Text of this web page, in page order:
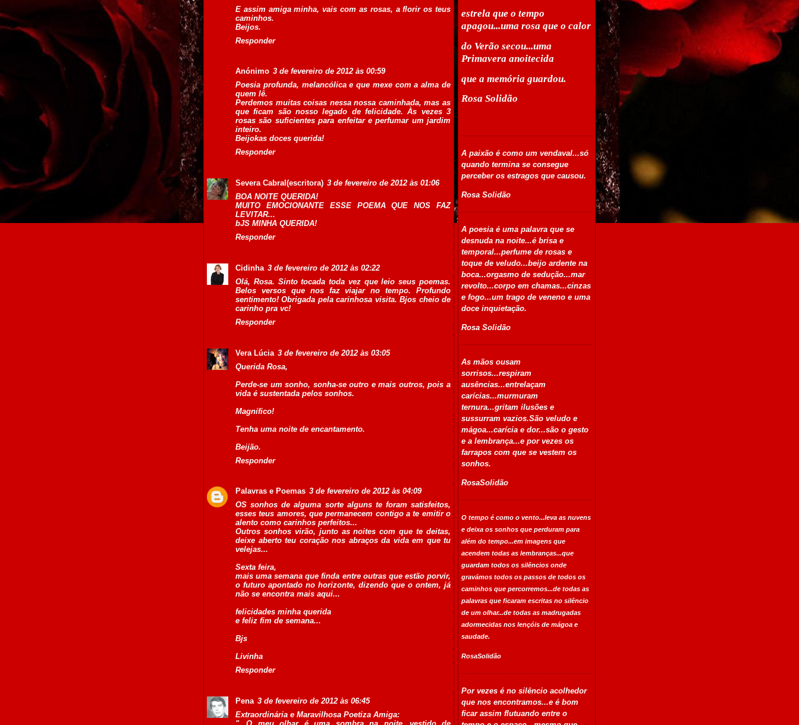
E assim amiga minha, vais com as rosas, a florir os teus
caminhos.
Beijos.
Responder
Anónimo 3 de fevereiro de 2012 às 00:59
Poesia profunda, melancólica e que mexe com a alma de
quem lê.
Perdemos muitas coisas nessa nossa caminhada, mas as
que ficam são nosso legado de felicidade. Às vezes 3
rosas são suficientes para enfeitar e perfumar um jardim
inteiro.
Beijokas doces querida!
Responder
Severa Cabral(escritora) 3 de fevereiro de 2012 às 01:06
BOA NOITE QUERIDA!
MUITO EMOCIONANTE ESSE POEMA QUE NOS FAZ
LEVITAR...
bJS MINHA QUERIDA!
Responder
Cidinha 3 de fevereiro de 2012 às 02:22
Olá, Rosa. Sinto tocada toda vez que leio seus poemas.
Belos versos que nos faz viajar no tempo. Profundo
sentimento! Obrigada pela carinhosa visita. Bjos cheio de
carinho pra vc!
Responder
Vera Lúcia 3 de fevereiro de 2012 às 03:05
Querida Rosa,
Perde-se um sonho, sonha-se outro e mais outros, pois a
vida é sustentada pelos sonhos.
Magnífico!
Tenha uma noite de encantamento.
Beijão.
Responder
Palavras e Poemas 3 de fevereiro de 2012 às 04:09
OS sonhos de alguma sorte alguns te foram satisfeitos,
esses teus amores, que permanecem contigo a te emitir o
alento como carinhos perfeitos...
Outros sonhos virão, junto as noites com que te deitas,
deixe aberto teu coração nos abraços da vida em que tu
velejas...
Sexta feira,
mais uma semana que finda entre outras que estão porvir,
o futuro apontado no horizonte, dizendo que o ontem, já
não se encontra mais aqui...
felicidades minha querida
e feliz fim de semana...
Bjs
Livinha
Responder
Pena 3 de fevereiro de 2012 às 06:45
Extraordinária e Maravilhosa Poetiza Amiga:
estrela que o tempo
apagou...uma rosa que o calor
do Verão secou...uma
Primavera anoitecida
que a memória guardou.
Rosa Solidão
A paixão é como um vendaval...só
quando termina se consegue
perceber os estragos que causou.
Rosa Solidão
A poesia é uma palavra que se
desnuda na noite...é brisa e
temporal...perfume de rosas e
toque de veludo...beijo ardente na
boca...orgasmo de sedução...mar
revolto...corpo em chamas...cinzas
e fogo...um trago de veneno e uma
doce inquietação.
Rosa Solidão
As mãos ousam
sorrisos...respiram
ausências...entrelaçam
carícias...murmuram
ternura...gritam ilusões e
sussurram vazios.São veludo e
mágoa...carícia e dor...são o gesto
e a lembrança...e por vezes os
farrapos com que se vestem os
sonhos.
RosaSolidão
O tempo é como o vento...leva as nuvens
e deixa os sonhos que perduram para
além do tempo...em imagens que
acendem todas as lembranças...que
guardam todos os silêncios onde
gravámos todos os passos de todos os
caminhos que percorremos...de todas as
palavras que ficaram escritas no silêncio
de um olhar...de todas as madrugadas
adormecidas nos lençóis de mágoa e
saudade.
RosaSolidão
Por vezes é no silêncio acolhedor
que nos encontramos...e é bom
ficar assim flutuando entre o